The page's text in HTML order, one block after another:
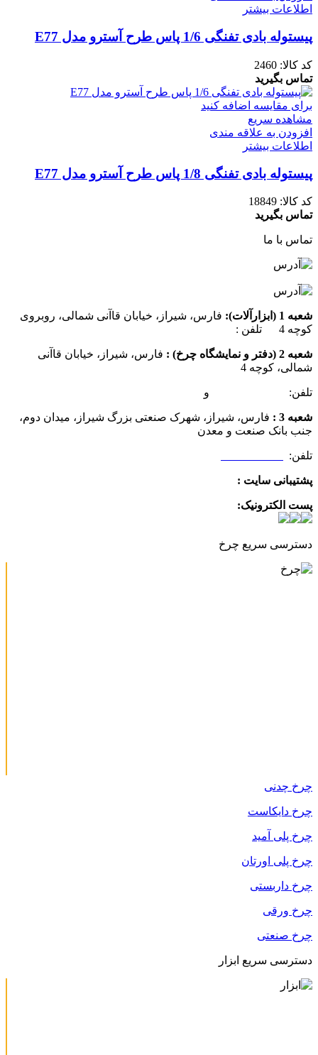
اطلاعات بیشتر
پیستوله بادی تفنگی 1/6 پاس طرح آسترو مدل E77
کد کالا: 2460
تماس بگیرید
برای مقایسه اضافه کنید
مشاهده سریع
افزودن به علاقه مندی
اطلاعات بیشتر
پیستوله بادی تفنگی 1/8 پاس طرح آسترو مدل E77
کد کالا: 18849
تماس بگیرید
تماس با ما
شعبه 1 (ابزارآلات):
فارس، شیراز، خیابان قاآنی شمالی، روبروی
کوچه 4 تلفن :
شعبه 2 (دفتر و نمایشگاه چرخ) :
فارس، شیراز، خیابان قاآنی
شمالی، کوچه 4
تلفن: و
شعبه 3 :
فارس، شیراز، شهرک صنعتی بزرگ شیراز، میدان دوم،
جنب بانک صنعت و معدن
تلفن:
پشتیبانی سایت :
پست الکترونیک:
دسترسی سریع چرخ
چرخ چدنی
چرخ دایکاست
چرخ پلی آمید
چرخ پلی اورتان
چرخ داربستی
چرخ ورقی
چرخ صنعتی
دسترسی سریع ابزار